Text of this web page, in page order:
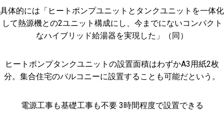
具体的には「ヒートポンプユニットとタンクユニットを一体化
して熱源機との2ユニット構成にし、今までにないコンパクト
なハイブリッド給湯器を実現した」（同）
ヒートポンプタンクユニットの設置面積はわずかA3用紙2枚
分。集合住宅のバルコニーに設置することも可能だという。
電源工事も基礎工事も不要 3時間程度で設置できる